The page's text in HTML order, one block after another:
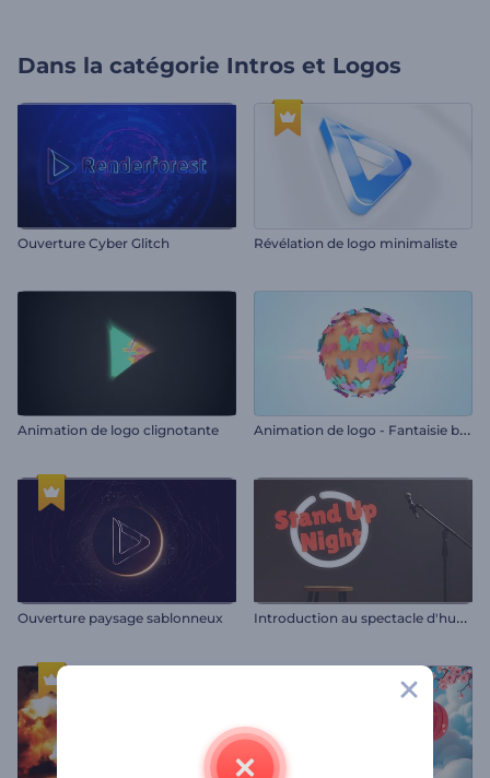
Dans la catégorie Intros et Logos
Ouverture Cyber Glitch Révélation de logo minimaliste
Animation de logo clignotante A
nimation de logo - Fantaisie brillante aux papillons
Ouverture paysage sablonneux I
ntroduction au spectacle d'humour